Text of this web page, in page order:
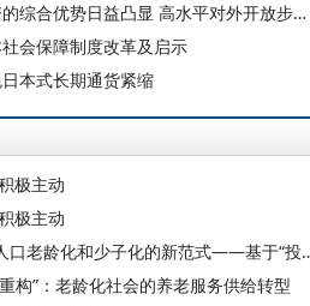
闫坤 周旭海：中国吸引外资的综合优势日益凸显 高水平对外开放步伐不会停滞
会保障制度改革及启示
本式长期通货紧缩
极主动
极主动
郑秉文：“投资于人”：应对人
构”：老龄化社会的养老服务供给转型